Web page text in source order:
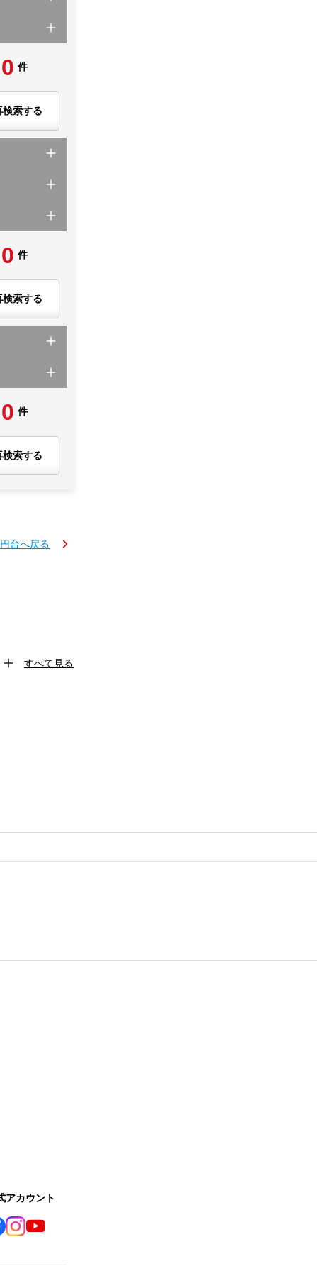
0 件
検索する
0 件
検索する
0 件
検索する
台へ戻る
すべて見る
アカウント